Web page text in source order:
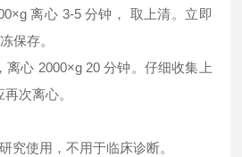
离心 3-5 分钟， 取上清。立即
保存。
离心 2000×g 20 分钟。仔细收集上
次离心。
究使用，不用于临床诊断。